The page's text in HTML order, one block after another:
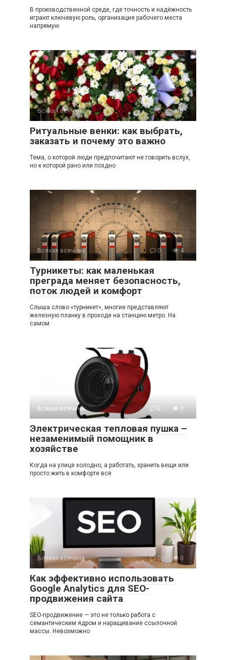
В производственной среде, где точность и надёжность
играют ключевую роль, организация рабочего места
напрямую
Всякая всячина 0 6
Ритуальные венки: как выбрать,
заказать и почему это важно
Тема, о которой люди предпочитают не говорить вслух,
но к которой рано или поздно
Всякая всячина 0 4
Турникеты: как маленькая
преграда меняет безопасность,
поток людей и комфорт
Слыша слово «турникет», многие представляют
железную планку в проходе на станцию метро. На
самом
Всякая всячина 0 0
Электрическая тепловая пушка –
незаменимый помощник в
хозяйстве
Когда на улице холодно, а работать, хранить вещи или
просто жить в комфорте всё
Всякая всячина 0 0
Как эффективно использовать
Google Analytics для SEO-
продвижения сайта
SEO-продвижение — это не только работа с
семантическим ядром и наращивание ссылочной
массы. Невозможно